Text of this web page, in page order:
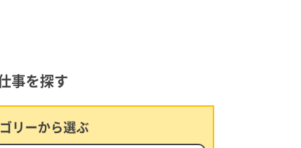
事を探す
リーから選ぶ